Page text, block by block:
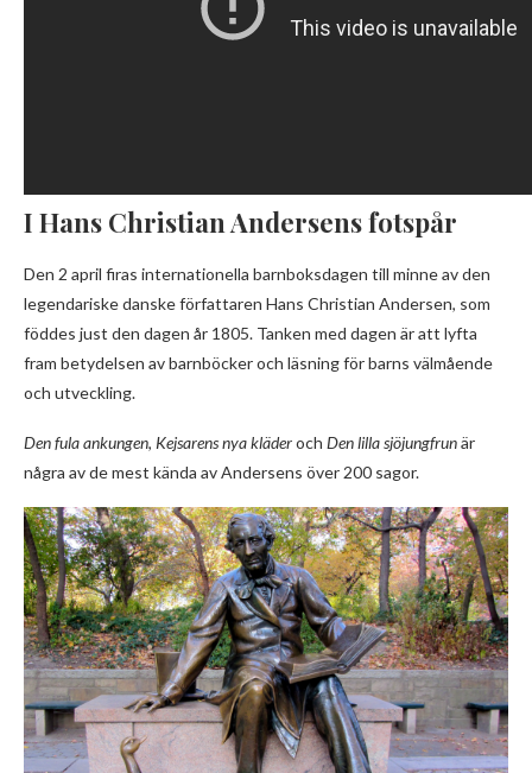
I Hans Christian Andersens fotspår
Den 2 april firas internationella barnboksdagen till minne av den
legendariske danske författaren Hans Christian Andersen, som
föddes just den dagen år 1805. Tanken med dagen är att lyfta
fram betydelsen av barnböcker och läsning för barns välmående
och utveckling.
Den fula ankungen, Kejsarens nya kläderoch Den lilla sjöjungfrunär
några av de mest kända av Andersens över 200 sagor.